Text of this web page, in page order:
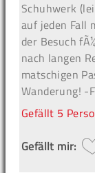
Schuhwerk
auf jeden Fall
der Besuch
nach langen
matschigen
Wanderung! -
Gefällt 5
Gefällt mir: